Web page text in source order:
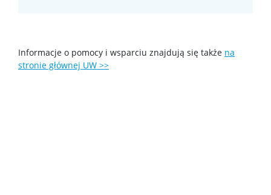
Dla kandydatów
Informacje o pomocy i wsparciu znajdują się także na
stronie głównej UW >>